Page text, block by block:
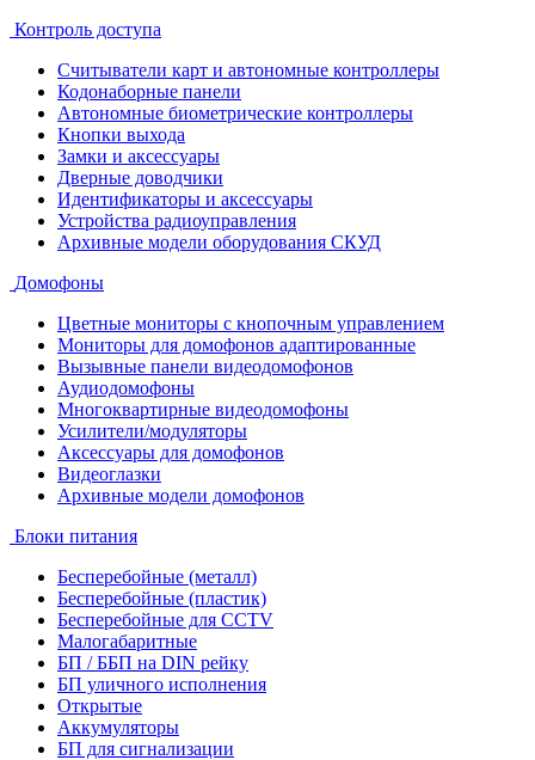
Контроль доступа
Считыватели карт и автономные контроллеры
Кодонаборные панели
Автономные биометрические контроллеры
Кнопки выхода
Замки и аксессуары
Дверные доводчики
Идентификаторы и аксессуары
Устройства радиоуправления
Архивные модели оборудования СКУД
Домофоны
Цветные мониторы с кнопочным управлением
Мониторы для домофонов адаптированные
Вызывные панели видеодомофонов
Аудиодомофоны
Многоквартирные видеодомофоны
Усилители/модуляторы
Аксессуары для домофонов
Видеоглазки
Архивные модели домофонов
Блоки питания
Бесперебойные (металл)
Бесперебойные (пластик)
Бесперебойные для CCTV
Малогабаритные
БП / ББП на DIN рейку
БП уличного исполнения
Открытые
Аккумуляторы
БП для сигнализации